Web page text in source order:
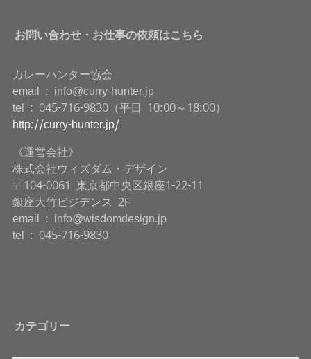
お問い合わせ・お仕事の依頼はこちら
カレーハンター協会
email : info@curry-hunter.jp
tel : 045-716-9830（平日 10:00～18:00）
http://curry-hunter.jp/
《運営会社》
株式会社ウィズダム・デザイン
〒104-0061 東京都中央区銀座1-22-11
銀座大竹ビジデンス 2F
email : info@wisdomdesign.jp
tel : 045-716-9830
カテゴリー